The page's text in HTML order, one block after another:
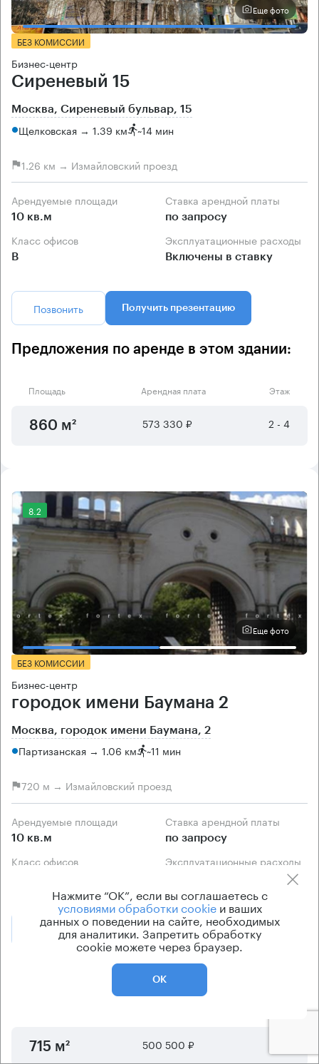
Еще фото
БЕЗ КОМИССИИ
Бизнес-центр
Сиреневый 15
Москва, Сиреневый бульвар, 15
Щелковская → 1.39 км ~14 мин
1.26 км → Измайловский проезд
Арендуемые площади
10 кв.м
Ставка арендной платы
по запросу
Класс офисов
B
Эксплуатационные расходы
Включены в ставку
Позвонить Получить презентацию
Предложения по аренде в этом здании:
Площадь Арендная плата Этаж
860 м² 573 330 ₽ 2 - 4
8.2
Еще фото
БЕЗ КОМИССИИ
Бизнес-центр
городок имени Баумана 2
Москва, городок имени Баумана, 2
Партизанская → 1.06 км ~11 мин
720 м → Измайловский проезд
Арендуемые площади
10 кв.м
Ставка арендной платы
по запросу
Класс офисов Эксплуатационные расходы
Позвонить Получить презентацию
Предложения по аренде в этом здании:
715 м² 500 500 ₽
Нажмите “ОК”, если вы соглашаетесь с
условиями обработки cookieи ваших
данных о поведении на сайте, необходимых
для аналитики. Запретить обработку
cookie можете через браузер.
ОК